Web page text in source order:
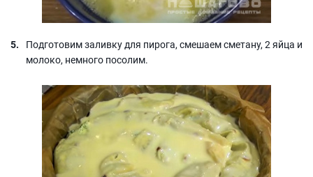
Подготовим заливку для пирога, смешаем сметану, 2 яйца и
молоко, немного посолим.